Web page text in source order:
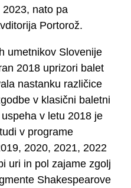
nato pa
Portorož.
umetnikov Slovenije
2018 uprizori balet
nastanku različice
v klasični baletni
v letu 2018 je
v programe
2020, 2021, 2022
uri in pol zajame zgolj
Shakespearove